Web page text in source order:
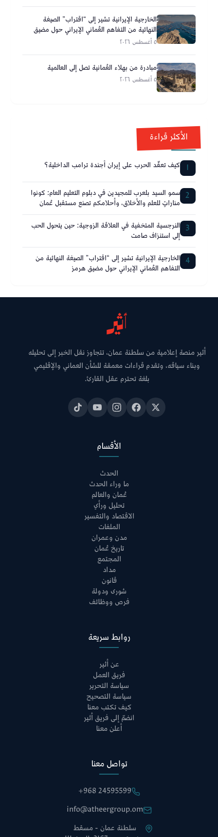
الخارجية الإيرانية تشير إلى “اقتراب” الصيغة
النهائية من التفاهم العُماني الإيراني حول مضيق
هرمز
٥ أغسطس ٢٠٢٦
مبادرة من بهلاء العُمانية تصل إلى العالمية
٥ أغسطس ٢٠٢٦
الأكثر قراءة
1 كيف تعقّد الحرب على إيران أجندة ترامب الداخلية؟
2 سمو السيد بلعرب للمجيدين في دبلوم التعليم العام: كونوا
مناراتٍ للعلم والأخلاق، وأحلامكم تصنع مستقبل عُمان
3 النرجسية المتخفية في العلاقة الزوجية: حين يتحول الحب
إلى استنزاف صامت
4 الخارجية الإيرانية تشير إلى “اقتراب” الصيغة النهائية من
التفاهم العُماني الإيراني حول مضيق هرمز
أثير منصة إعلامية من سلطنة عمان، تتجاوز نقل الخبر إلى تحليله
وبناء سياقه، وتقدم قراءات معمقة للشأن العماني والإقليمي
بلغة تحترم عقل القارئ.
الأقسام
الحدث
ما وراء الحدث
عُمان والعالم
تحليل ورأي
الاقتصاد والتفسير
الملفات
مدن وعمران
تاريخ عُمان
المجتمع
مداد
قانون
شورى ودولة
فرص ووظائف
روابط سريعة
عن أثير
فريق العمل
سياسة التحرير
سياسة التصحيح
كيف تكتب معنا
انضمّ إلى فريق أثير
أعلن معنا
تواصل معنا
+968 24595599
info@atheergroup.om
سلطنة عمان - مسقط